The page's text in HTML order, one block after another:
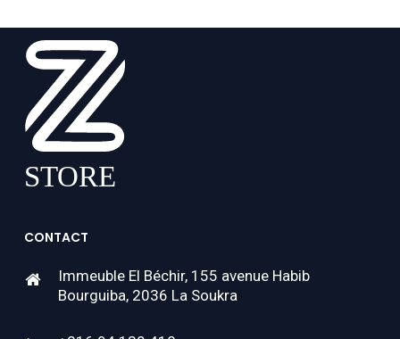
CONTACT
Immeuble El Béchir, 155 avenue Habib
Bourguiba, 2036 La Soukra